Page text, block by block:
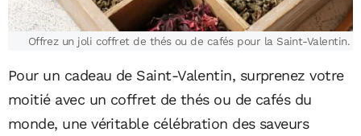
Offrez un joli coffret de thés ou de cafés pour la Saint-Valentin.
Pour un cadeau de Saint-Valentin, surprenez votre
moitié avec un coffret de thés ou de cafés du
monde, une véritable célébration des saveurs